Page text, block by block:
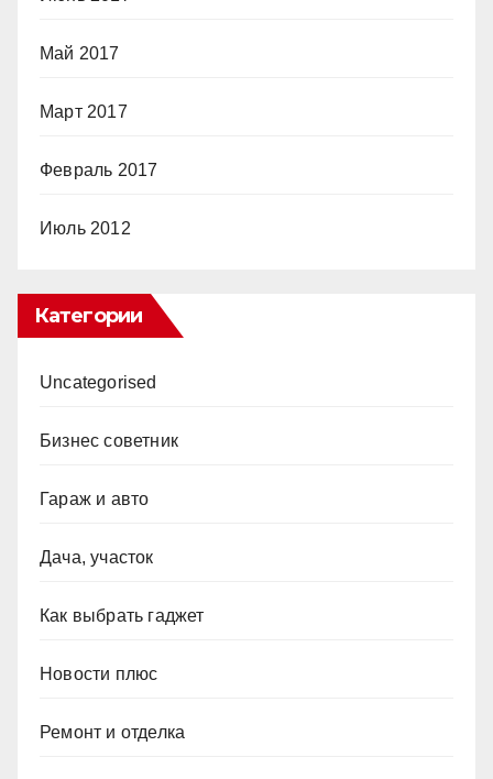
Май 2017
Март 2017
Февраль 2017
Июль 2012
Категории
Uncategorised
Бизнес советник
Гараж и авто
Дача, участок
Как выбрать гаджет
Новости плюс
Ремонт и отделка